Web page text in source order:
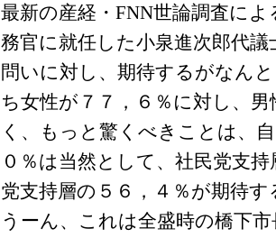
最新の産経・FNN世論調査に
務官に就任した小泉進次郎代
問いに対し、期待するがなん
ち女性が７７，６％に対し、
く、もっと驚くべきことは、
０％は当然として、社民党支
党支持層の５６，４％が期待
うーん、これは全盛時の橋下